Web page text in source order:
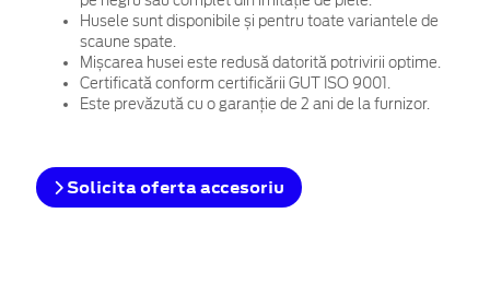
Husele sunt disponibile și pentru toate variantele de
scaune spate.
Mișcarea husei este redusă datorită potrivirii optime.
Certificată conform certificării GUT ISO 9001.
Este prevăzută cu o garanție de 2 ani de la furnizor.
Solicita oferta accesoriu